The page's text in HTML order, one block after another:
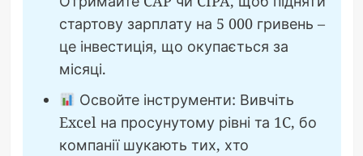
стартову зарплату на 5 000 гривень –
це інвестиція, що окупається за
місяці.
Освойте інструменти: Вивчіть
Excel на просунутому рівні та 1C, бо
компанії шукають тих, хто